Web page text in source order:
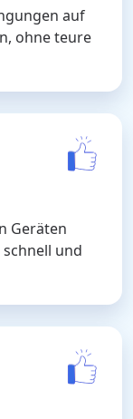
auf
ohne teure
Geräten
und